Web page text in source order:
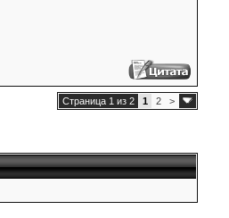
Страница 1 из 2 1 2 >